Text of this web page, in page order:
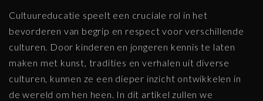
Cultuureducatie speelt een cruciale rol in het
bevorderen van begrip en respect voor verschillende
culturen. Door kinderen en jongeren kennis te laten
maken met kunst, tradities en verhalen uit diverse
culturen, kunnen ze een dieper inzicht ontwikkelen in
de wereld om hen heen. In dit artikel zullen we